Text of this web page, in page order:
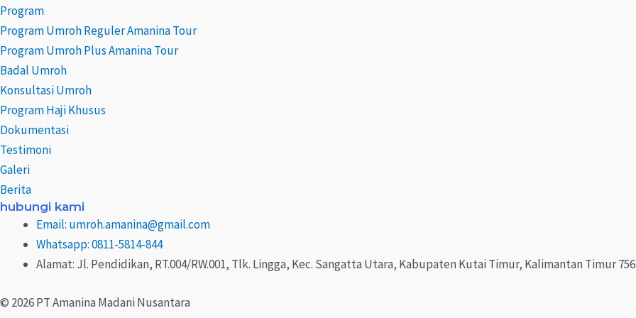
Program
Program Umroh Reguler Amanina Tour
Program Umroh Plus Amanina Tour
Badal Umroh
Konsultasi Umroh
Program Haji Khusus
Dokumentasi
Testimoni
Galeri
Berita
hubungi kami
Email: umroh.amanina@gmail.com
Whatsapp: 0811-5814-844
Alamat: Jl. Pendidikan, RT.004/RW.001, Tlk. Lingga, Kec. Sangatta Utara, Kabupaten Kutai Timur, Kalimantan Timur
© 2026 PT Amanina Madani Nusantara